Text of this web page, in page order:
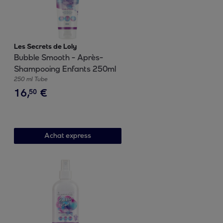
Les Secrets de Loly
Bubble Smooth - Après-
Shampooing Enfants 250ml
250 ml Tube
16,50 €
Achat express